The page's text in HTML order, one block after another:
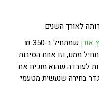
לאורך השנים.
אורן
שמתחיל ב-350 ₪
ממנו, וזו אחת הסיבות
לעובדה שהוא מוכיח את
בחירה שנעשית מטעמי